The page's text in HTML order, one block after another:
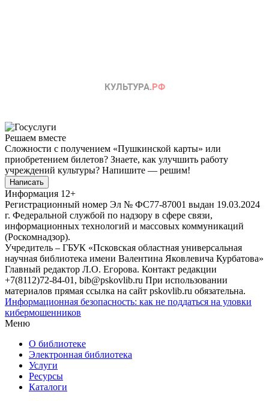
Решаем вместе
Сложности с получением «Пушкинской карты» или
приобретением билетов? Знаете, как улучшить работу
учреждений культуры? Напишите — решим!
Написать
Информация 12+
Регистрационный номер Эл № ФС77-87001 выдан 19.03.2024
г. Федеральной службой по надзору в сфере связи,
информационных технологий и массовых коммуникаций
(Роскомнадзор).
Учредитель – ГБУК «Псковская областная универсальная
научная библиотека имени Валентина Яковлевича Курбатова»
Главный редактор Л.О. Егорова. Контакт редакции
+7(8112)72-84-01, bib@pskovlib.ru При использовании
материалов прямая ссылка на сайт pskovlib.ru обязательна.
Информационная безопасность: как не поддаться на уловки
кибермошенников
Меню
О библиотеке
Электронная библиотека
Услуги
Ресурсы
Каталоги